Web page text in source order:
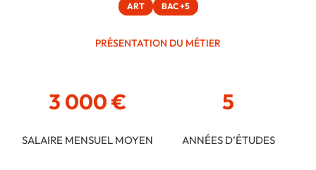
ART BAC +5
PRÉSENTATION DU MÉTIER
3 000 €
SALAIRE MENSUEL MOYEN
5
ANNÉES D’ÉTUDES